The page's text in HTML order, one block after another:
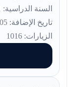
السنة الدراسية: 2020/2021
تاريخ الإضافة: 05-04-2021
الزيارات: 1016